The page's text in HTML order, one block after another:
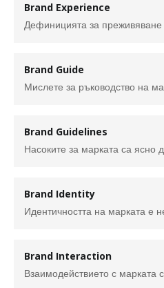
Brand Experience
Brand Guide
Brand Guidelines
Brand Identity
Brand Interaction